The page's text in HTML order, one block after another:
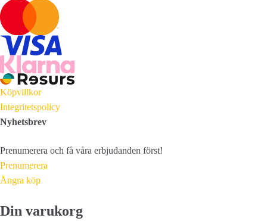
Köpvillkor
Integritetspolicy
Nyhetsbrev
Prenumerera och få våra erbjudanden först!
Prenumerera
Ångra köp
Din varukorg